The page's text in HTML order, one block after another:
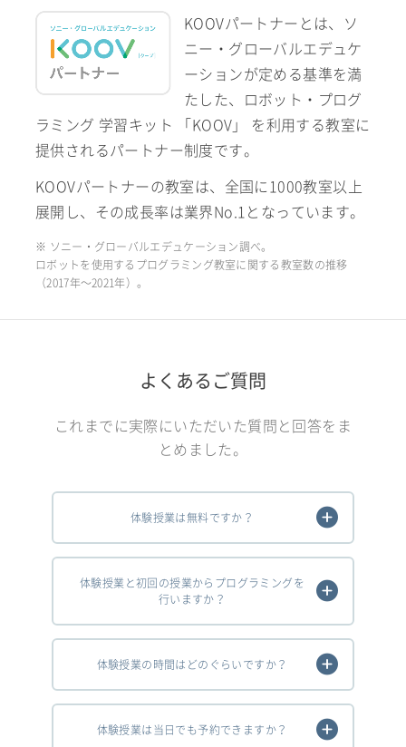
KOOVパートナーとは、ソ
ニー・グローバルエデュケ
ーションが定める基準を満
たした、ロボット・プログ
ラミング 学習キット 「KOOV」 を利用する教室に
提供されるパートナー制度です。
KOOVパートナーの教室は、全国に1000教室以上
展開し、その成長率は業界No.1となっています。
※ ソニー・グローバルエデュケーション調べ。
ロボットを使用するプログラミング教室に関する教室数の推移
（2017年〜2021年）。
よくあるご質問
これまでに実際にいただいた質問と回答をま
とめました。
体験授業は無料ですか？
体験授業と初回の授業からプログラミングを
行いますか？
体験授業の時間はどのぐらいですか？
体験授業は当日でも予約できますか？